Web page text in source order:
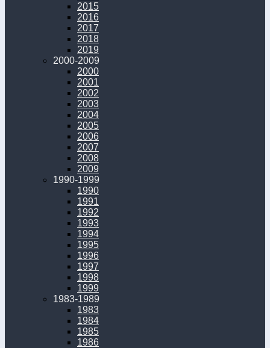
2015
2016
2017
2018
2019
2000-2009
2000
2001
2002
2003
2004
2005
2006
2007
2008
2009
1990-1999
1990
1991
1992
1993
1994
1995
1996
1997
1998
1999
1983-1989
1983
1984
1985
1986